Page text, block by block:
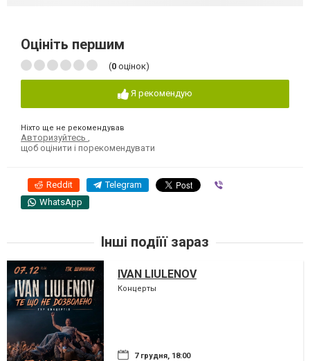
Оцініть першим
(0 оцінок)
Я рекомендую
Ніхто ще не рекомендував
Авторизуйтесь
щоб оцінити і порекомендувати
Reddit Telegram
WhatsApp
Інші подіїї зараз
IVAN LIULENOV
Концерты
7 грудня, 18:00